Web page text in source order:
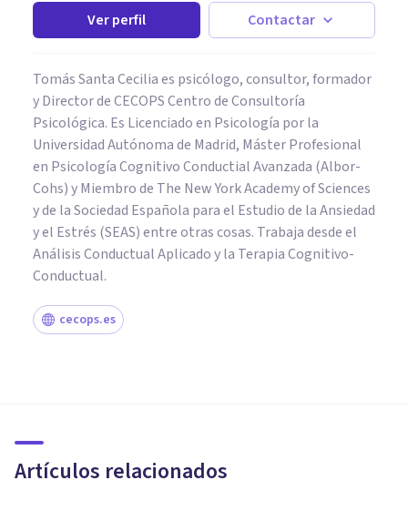
Ver perfil Contactar
Tomás Santa Cecilia es psicólogo, consultor, formador
y Director de CECOPS Centro de Consultoría
Psicológica. Es Licenciado en Psicología por la
Universidad Autónoma de Madrid, Máster Profesional
en Psicología Cognitivo Conductial Avanzada (Albor-
Cohs) y Miembro de The New York Academy of Sciences
y de la Sociedad Española para el Estudio de la Ansiedad
y el Estrés (SEAS) entre otras cosas. Trabaja desde el
Análisis Conductual Aplicado y la Terapia Cognitivo-
Conductual.
cecops.es
Artículos relacionados
¿Es para mí la terapia EMDR?